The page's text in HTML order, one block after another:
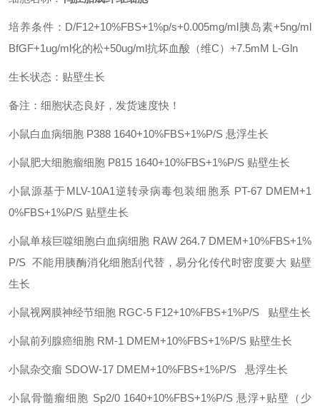
培养条件： D/F12+10%FBS+1%p/s+0.005mg/ml胰岛素+5ng/ml
BfGF+1ug/ml化的松+50ug/ml抗坏血酸（维C）+7.5mM L-Gln
生长状态：贴壁生长
备注：细胞状态良好，发货速度快！
小鼠白血病细胞 P388 1640+10%FBS+1%P/S 悬浮生长
小鼠肥大细胞瘤细胞 P815 1640+10%FBS+1%P/S 贴壁生长
小鼠源基于MLV-10A1逆转录病毒包装细胞系 PT-67 DMEM+1
0%FBS+1%P/S 贴壁生长
小鼠单核巨噬细胞白血病细胞 RAW 264.7 DMEM+10%FBS+1%
P/S 不能用胰酶消化细胞刮代替，易分化传代时密度要大 贴壁
生长
小鼠视网膜神经节细胞 RGC-5 F12+10%FBS+1%P/S 贴壁生长
小鼠前列腺癌细胞 RM-1 DMEM+10%FBS+1%P/S 贴壁生长
小鼠杂交瘤 SDOW-17 DMEM+10%FBS+1%P/S 悬浮生长
小鼠骨髓瘤细胞 Sp2/0 1640+10%FBS+1%P/S 悬浮+贴壁（少